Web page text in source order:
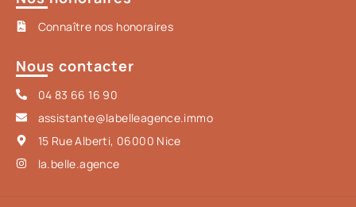
Connaître nos honoraires
Nous contacter
04 83 66 16 90
assistante@labelleagence.immo
15 Rue Alberti, 06000 Nice
la.belle.agence